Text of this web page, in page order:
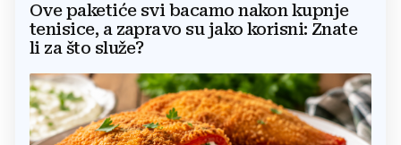
Ove paketiće svi bacamo nakon kupnje
tenisice, a zapravo su jako korisni: Znate
li za što služe?